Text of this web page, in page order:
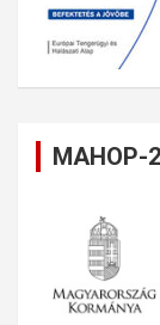
MAHOP-